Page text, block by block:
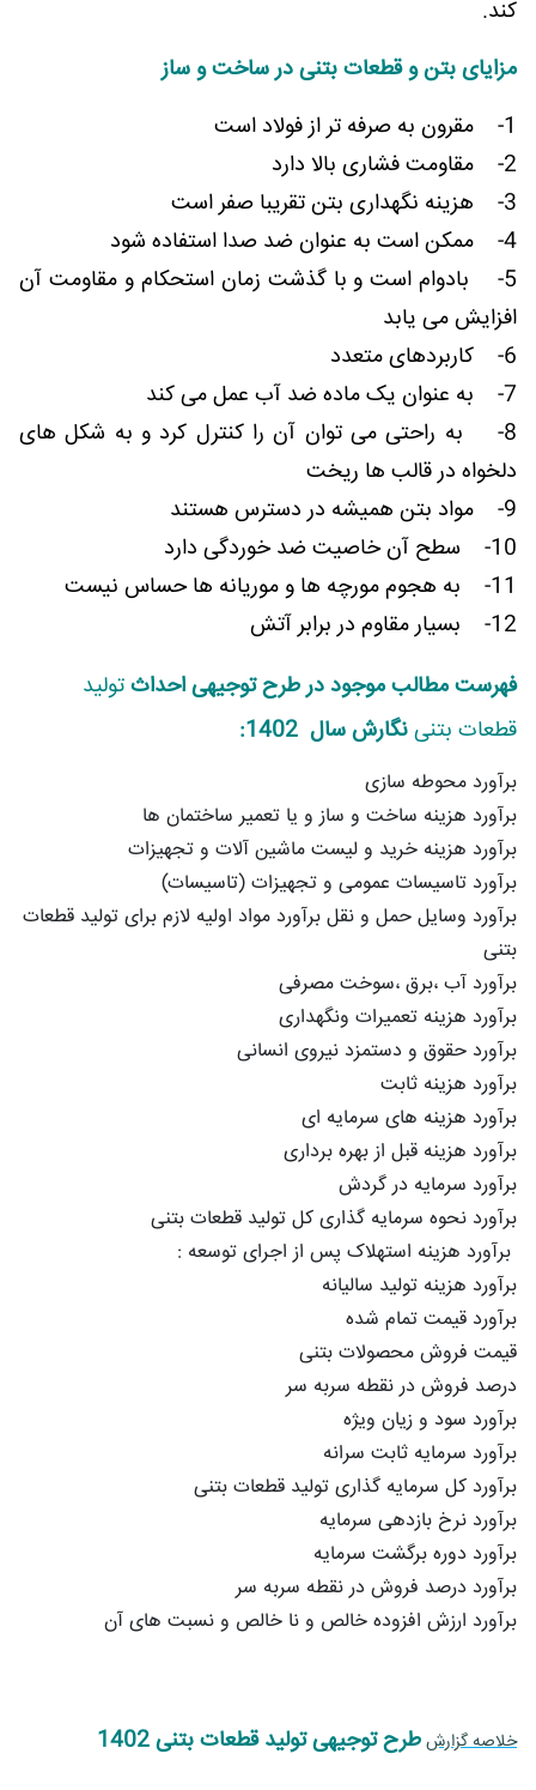
کند.
مزایای بتن و قطعات بتنی در ساخت و ساز
1- مقرون به صرفه تر از فولاد است
2- مقاومت فشاری بالا دارد
3- هزینه نگهداری بتن تقریبا صفر است
4- ممکن است به عنوان ضد صدا استفاده شود
5- بادوام است و با گذشت زمان استحکام و مقاومت آن
افزایش می یابد
6- کاربردهای متعدد
7- به عنوان یک ماده ضد آب عمل می کند
8- به راحتی می توان آن را کنترل کرد و به شکل های
دلخواه در قالب ها ریخت
9- مواد بتن همیشه در دسترس هستند
10- سطح آن خاصیت ضد خوردگی دارد
11- به هجوم مورچه ها و موریانه ها حساس نیست
12- بسیار مقاوم در برابر آتش
فهرست مطالب موجود در طرح توجیهی احداثتولید
قطعات بتنینگارش سال 1402:
برآورد محوطه سازی
برآورد هزینه ساخت و ساز و یا تعمیر ساختمان ها
برآورد هزینه خرید و لیست ماشین آلات و تجهیزات
برآورد تاسیسات عمومی و تجهیزات (تاسیسات)
برآورد وسایل حمل و نقل برآورد مواد اولیه لازم برای تولید قطعات
بتنی
برآورد آب ،برق ،سوخت مصرفی
برآورد هزینه تعمیرات ونگهداری
برآورد حقوق و دستمزد نیروی انسانی
برآورد هزینه ثابت
برآورد هزینه های سرمایه ای
برآورد هزینه قبل از بهره برداری
برآورد سرمایه در گردش
برآورد نحوه سرمایه گذاری کل تولید قطعات بتنی
برآورد هزینه استهلاک پس از اجرای توسعه :
برآورد هزینه تولید سالیانه
برآورد قیمت تمام شده
قیمت فروش محصولات بتنی
درصد فروش در نقطه سربه سر
برآورد سود و زیان ویژه
برآورد سرمایه ثابت سرانه
برآورد کل سرمایه گذاری تولید قطعات بتنی
برآورد نرخ بازدهی سرمایه
برآورد دوره برگشت سرمایه
برآورد درصد فروش در نقطه سربه سر
برآورد ارزش افزوده خالص و نا خالص و نسبت های آن
خلاصه گزارشطرح توجیهی تولید قطعات بتنی 1402